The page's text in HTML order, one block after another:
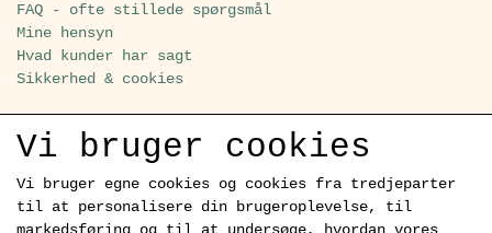
FAQ - ofte stillede spørgsmål
Mine hensyn
Hvad kunder har sagt
Sikkerhed & cookies
Sociale medier
Vi bruger cookies
Vi bruger egne cookies og cookies fra tredjeparter
til at personalisere din brugeroplevelse, til